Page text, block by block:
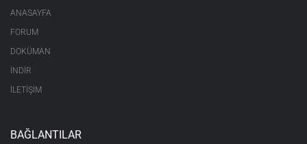
ANASAYFA
FORUM
DOKÜMAN
İNDİR
İLETİŞİM
BAĞLANTILAR